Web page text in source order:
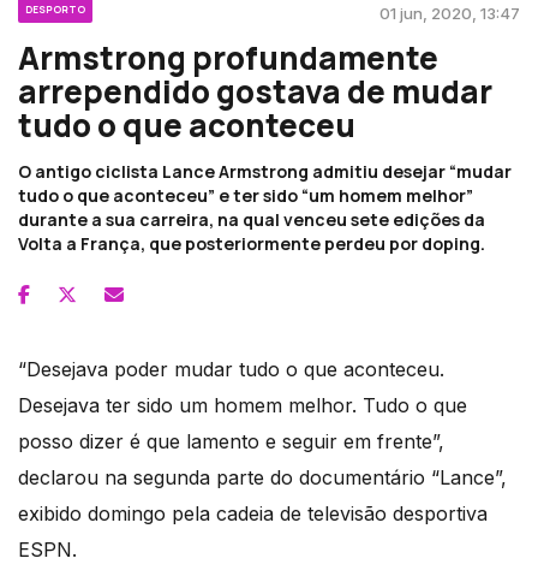
DESPORTO 01 jun, 2020, 13:47
Armstrong profundamente
arrependido gostava de mudar
tudo o que aconteceu
O antigo ciclista Lance Armstrong admitiu desejar “mudar
tudo o que aconteceu” e ter sido “um homem melhor”
durante a sua carreira, na qual venceu sete edições da
Volta a França, que posteriormente perdeu por doping.
“Desejava poder mudar tudo o que aconteceu.
Desejava ter sido um homem melhor. Tudo o que
posso dizer é que lamento e seguir em frente”,
declarou na segunda parte do documentário “Lance”,
exibido domingo pela cadeia de televisão desportiva
ESPN.